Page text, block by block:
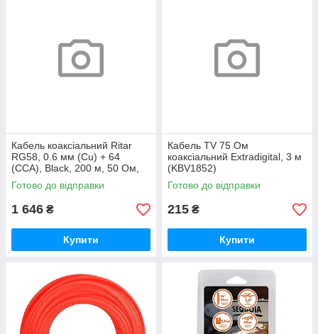
Кабель коаксіальний Ritar
RG58, 0.6 мм (Cu) + 64
(CCA), Black, 200 м, 50 Ом,
PE (RT-RG-58 C/U -0.6Cu-
64CCA)
Готово до відправки
1 646 ₴
Купити
Кабель TV 75 Ом
коаксіальний Extradigital, 3 м
(KBV1852)
Готово до відправки
215 ₴
Купити